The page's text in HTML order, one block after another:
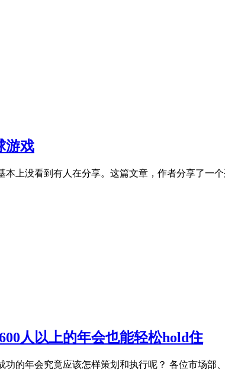
游戏
本上没看到有人在分享。这篇文章，作者分享了一
人以上的年会也能轻松hold住
的年会究竟应该怎样策划和执行呢？ 各位市场部